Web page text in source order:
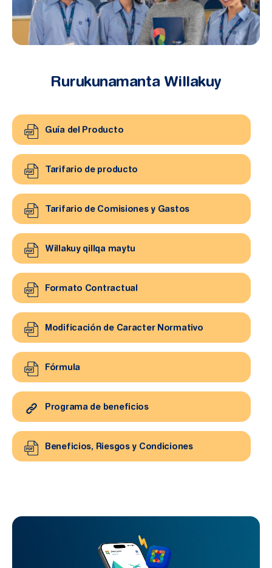
Rurukunamanta Willakuy
Guía del Producto
Tarifario de producto
Tarifario de Comisiones y Gastos
Willakuy qillqa maytu
Formato Contractual
Modificación de Caracter Normativo
Fórmula
Programa de beneficios
Beneficios, Riesgos y Condiciones